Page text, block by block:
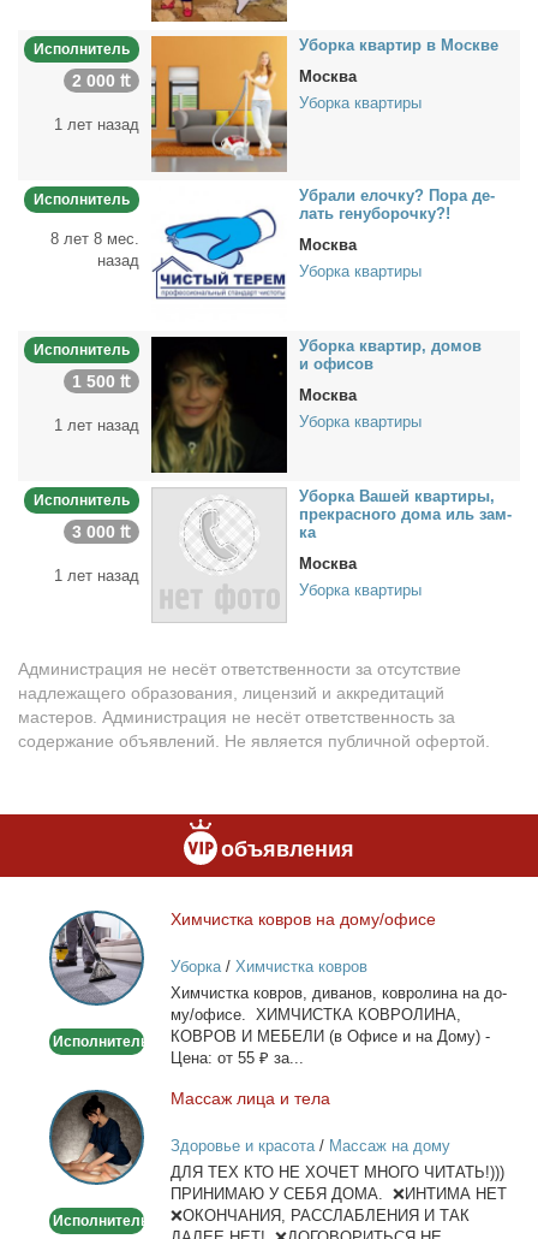
Исполнитель
2 000 ₶
1 лет назад
Убор­ка квар­тир в Москве
Москва
Уборка квартиры
Исполнитель
8 лет 8 мес.
назад
Убра­ли елоч­ку? По­ра де­
лать ге­ну­бо­роч­ку?!
Москва
Уборка квартиры
Исполнитель
1 500 ₶
1 лет назад
Убор­ка квар­тир, до­мов
и офи­сов
Москва
Уборка квартиры
Исполнитель
3 000 ₶
1 лет назад
Убор­ка Ва­шей квар­ти­ры,
пре­крас­но­го до­ма иль зам­
ка
Москва
Уборка квартиры
Администрация не несёт ответственности за отсутствие
надлежащего образования, лицензий и аккредитаций
мастеров. Администрация не несёт ответственность за
содержание объявлений. Не является публичной офертой.
объявления
Химчистка
ковров
на
дому/
Исполнитель
Хим­чист­ка ков­ров на до­му/офи­се
Уборка/ Химчистка ковров
Хим­чист­ка ков­ров, ди­ва­нов, ков­ро­ли­на на до­
му/офи­се. ХИМЧИСТКА КОВРОЛИНА,
КОВРОВ И МЕБЕЛИ (в Офи­се и на До­му) -
Це­на: от 55 ₽ за...
Массаж
лица
и
тела
Исполнитель
Мас­саж ли­ца и те­ла
Здоровье и красота/ Массаж на дому
ДЛЯ ТЕХ КТО НЕ ХОЧЕТ МНОГО ЧИТАТЬ!)))
ПРИНИМАЮ У СЕБЯ ДОМА. ❌ИНТИМА НЕТ
❌ОКОНЧАНИЯ, РАССЛАБЛЕНИЯ И ТАК